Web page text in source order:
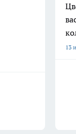
13